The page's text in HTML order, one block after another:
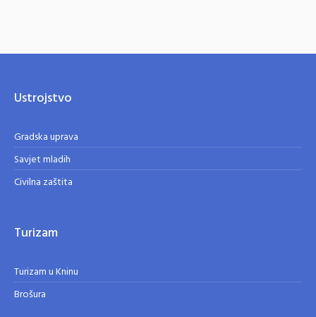
Ustrojstvo
Gradska uprava
Savjet mladih
Civilna zaštita
Turizam
Turizam u Kninu
Brošura